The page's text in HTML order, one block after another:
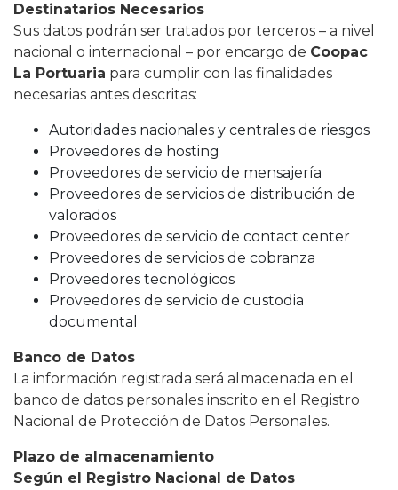
Destinatarios Necesarios
Sus datos podrán ser tratados por terceros – a nivel
nacional o internacional – por encargo de Coopac
La Portuaria para cumplir con las finalidades
necesarias antes descritas:
Autoridades nacionales y centrales de riesgos
Proveedores de hosting
Proveedores de servicio de mensajería
Proveedores de servicios de distribución de
valorados
Proveedores de servicio de contact center
Proveedores de servicios de cobranza
Proveedores tecnológicos
Proveedores de servicio de custodia
documental
Banco de Datos
La información registrada será almacenada en el
banco de datos personales inscrito en el Registro
Nacional de Protección de Datos Personales.
Plazo de almacenamiento
Según el Registro Nacional de Datos